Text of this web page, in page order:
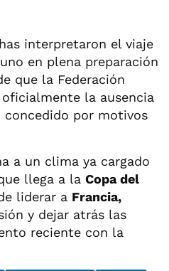
interpretaron el viaje
en plena preparación
que la Federación
la ausencia
concedido por motivos
a un clima ya cargado
llega a la Copa del
liderar a Francia,
y dejar atrás las
reciente con la